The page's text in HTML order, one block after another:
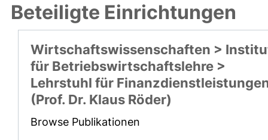
Beteiligte Einrichtungen
Wirtschaftswissenschaften >
für Betriebswirtschaftslehre >
Lehrstuhl für
(Prof. Dr. Klaus Röder)
Browse Publikationen